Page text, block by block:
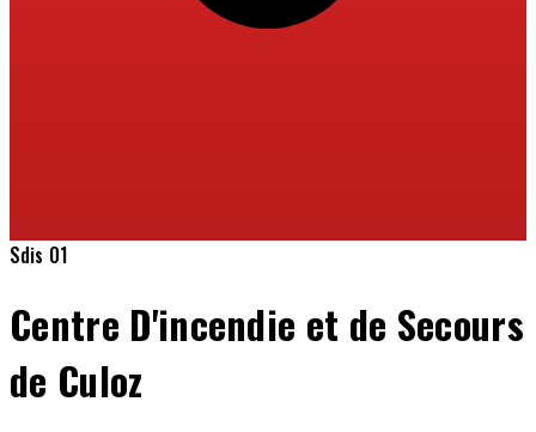
Sdis 01
Centre D'incendie et de Secours
de Culoz